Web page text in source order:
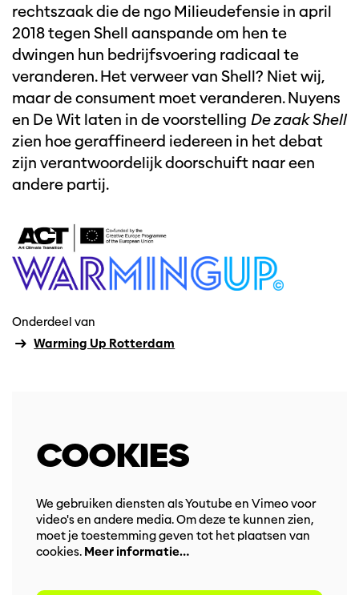
rechtszaak die de ngo Milieudefensie in april
2018 tegen Shell aanspande om hen te
dwingen hun bedrijfsvoering radicaal te
veranderen. Het verweer van Shell? Niet wij,
maar de consument moet veranderen. Nuyens
en De Wit laten in de voorstelling De zaak Shell
zien hoe geraffineerd iedereen in het debat
zijn verantwoordelijk doorschuift naar een
andere partij.
Onderdeel van
Warming Up Rotterdam
COOKIES
We gebruiken diensten als Youtube en Vimeo voor
video's en andere media. Om deze te kunnen zien,
moet je toestemming geven tot het plaatsen van
cookies. Meer informatie…